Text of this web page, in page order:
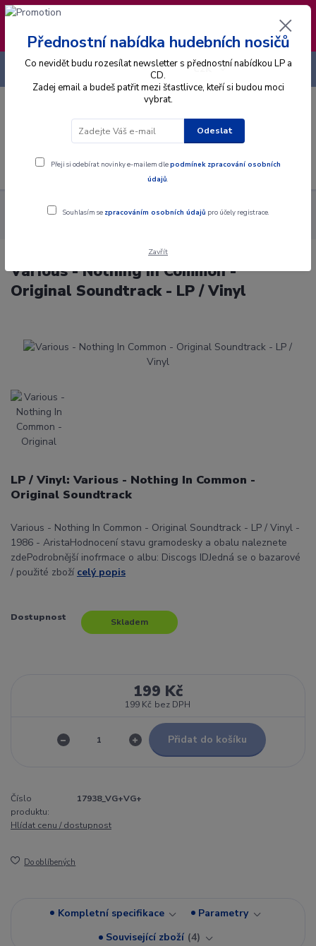
❣️ Od 4.8. do 13.8. čerpám dovolenou. Datum
expedice objednávek se posouvá na pátek
14.8.2026 🐋
Menu
CZK
+420 725 736 293
Alba Gramodesky
Various - Nothing In Common - Original
Various - Nothing In Common -
Original Soundtrack - LP / Vinyl
LP / Vinyl: Various - Nothing In Common -
Original Soundtrack
Various - Nothing In Common - Original Soundtrack - LP / Vinyl -
1986 - AristaHodnocení stavu gramodesky a obalu naleznete
zdePodrobnější inofrmace o albu: Discogs IDJedná se o bazarové
/ použité zboží celý popis
Dostupnost Skladem
199 Kč
199 Kč bez DPH
Přidat do košíku
Číslo
produktu:
17938_VG+VG+
Hlídat cenu / dostupnost
Do oblíbených
Kompletní specifikace
Parametry
Související zboží 4
Přednostní nabídka hudebních nosičů
Co nevidět budu rozesílat newsletter s přednostní nabídkou LP a
CD.
Zadej email a budeš patřit mezi šťastlivce, kteří si budou moci
vybrat.
Odeslat
Přeji si odebírat novinky e-mailem dlepodmínek zpracování osobních
údajů.
Souhlasím se zpracováním osobních údajů pro účely registrace.
Zavřít